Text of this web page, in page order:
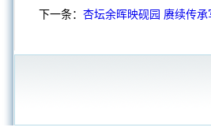
下一条： 杏坛余晖映砚园 赓续传承